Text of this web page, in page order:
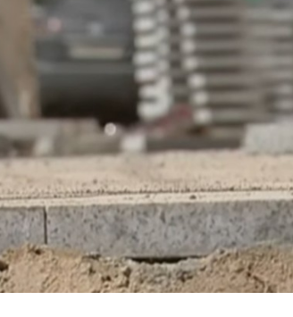
сургалт, дадлагад 14 алба хаагч хамрагдаж байна